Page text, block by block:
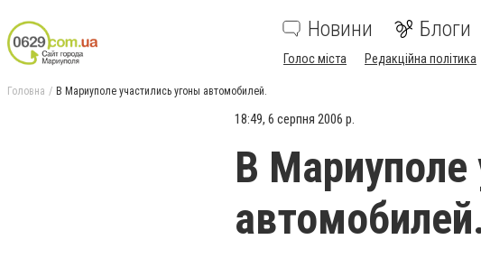
Новини Блоги
Голос міста Редакційна політика
Головна В Мариуполе участились угоны автомобилей.
18:49, 6 серпня 2006 р.
В Мариуполе